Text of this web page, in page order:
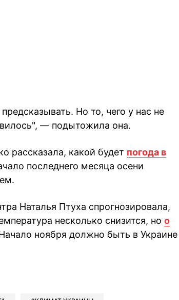
Но то, чего у нас не
— подытожила она.
рассказала, какой будет погода в
последнего месяца осени
Наталья Птуха спрогнозировала,
несколько снизится, но о
ноября должно быть в Украине
LinkedIn